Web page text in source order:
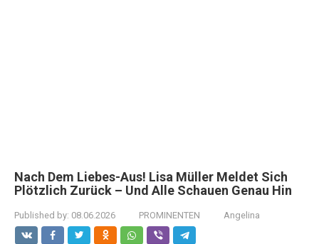
Nach Dem Liebes-Aus! Lisa Müller Meldet Sich
Plötzlich Zurück – Und Alle Schauen Genau Hin
Published by: 08.06.2026 PROMINENTEN Angelina